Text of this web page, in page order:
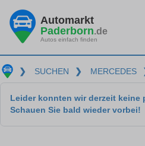
Automarkt
Paderborn.de
Autos einfach finden
❯ SUCHEN ❯ MERCEDES
Leider konnten wir derzeit keine
Schauen Sie bald wieder vorbei!